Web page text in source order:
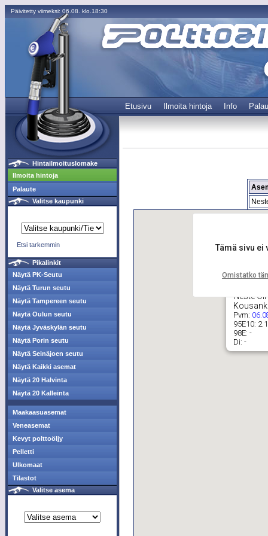
Päivitetty viimeksi: 06.08. klo.18:30
Etusivu Ilmoita hintoja Info
Hintailmoituslomake
Ilmoita hintoja
Palaute
Valitse kaupunki
Etsi tarkemmin
Pikalinkit
Näytä PK-Seutu
Näytä Turun seutu
Näytä Tampereen seutu
Näytä Oulun seutu
Näytä Jyväskylän seutu
Näytä Porin seutu
Näytä Seinäjoen seutu
Näytä Kaikki asemat
Näytä 20 Halvinta
Näytä 20 Kalleinta
Maakaasuasemat
Veneasemat
Kevyt polttoöljy
Pelletti
Ulkomaat
Tilastot
Valitse asema
Neste
Pvm:
95E10:
98E: -
Di: -
Tämä sivu ei
Omistatko